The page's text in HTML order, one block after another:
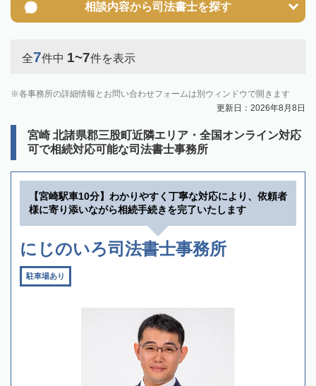
相談内容から司法書士を探す
全7件中 1~7件を表示
各事務所の詳細情報とお問い合わせフォームは別ウィンドウで開きます
更新日：2026年8月8日
宮崎 北諸県郡三股町近隣エリア・全国オンライン対応
可で相続対応可能な司法書士事務所
【宮崎駅車10分】わかりやすく丁寧な対応により、依頼者
様に寄り添いながら相続手続きを完了いたします
にじのいろ司法書士事務所
駐車場あり